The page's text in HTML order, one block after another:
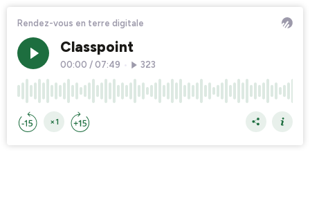
Rendez-vous en terre digitale
Classpoint
00:00 / 07:49 323
×1